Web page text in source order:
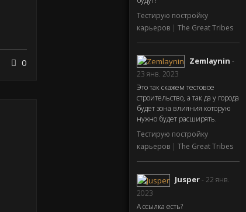
Тестирую постройку
карьеров | The Great Tribes
Zemlaynin -
23 янв. 2023
Это так скажем тестовое
строительство, а так да у города
будет зона влияния которую
нужно будет расширять.
Тестирую постройку
карьеров
The Great Tribes
Jusper- 22 янв.
2023
А ссылка есть?
0